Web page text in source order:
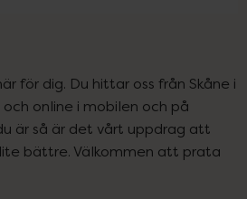
för dig. Du hittar oss från Skåne i
online i mobilen och på
är så är det vårt uppdrag att
bättre. Välkommen att prata